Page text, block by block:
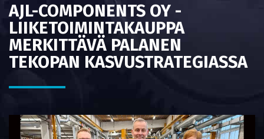
AJL-COMPONENTS OY -
LIIKETOIMINTAKAUPPA
MERKITTÄVÄ PALANEN
TEKOPAN KASVUSTRATEGIASSA